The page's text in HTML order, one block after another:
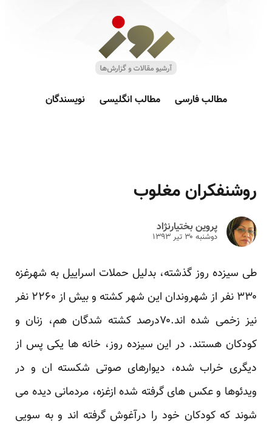
مطالب فارسی مطالب انگلیسی نویسندگان
روشنفکران مغلوب
پروین بختیارنژاد
دوشنبه ۳۰ تير ۱۳۹۳
طی سیزده روز گذشته، بدلیل حملات اسراییل به شهرغزه
۳۳۰ نفر از شهروندان این شهر کشته و بیش از ۲۲۶۰ نفر
نیز زخمی شده اند.۷۰درصد کشته شدگان هم، زنان و
کودکان هستند. در این سیزده روز، خانه ها یکی پس از
دیگری خراب شده، دیوارهای صوتی شکسته ان و در
ویدئوها و عکس های گرفته شده ازغزه، مردمانی دیده می
شوند که کودکان خود را درآغوش گرفته اند و به سویی